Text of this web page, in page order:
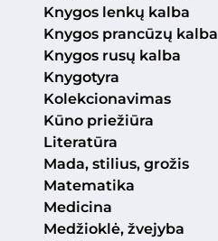
Knygos lenkų kalba
Knygos prancūzų kalba
Knygos rusų kalba
Knygotyra
Kolekcionavimas
Kūno priežiūra
Literatūra
Mada, stilius, grožis
Matematika
Medicina
Medžioklė, žvejyba